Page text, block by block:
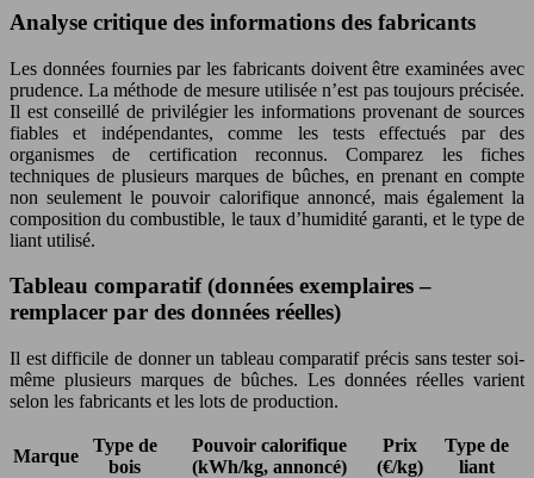
Analyse critique des informations des fabricants
Les données fournies par les fabricants doivent être examinées avec
prudence. La méthode de mesure utilisée n’est pas toujours précisée.
Il est conseillé de privilégier les informations provenant de sources
fiables et indépendantes, comme les tests effectués par des
organismes de certification reconnus. Comparez les fiches
techniques de plusieurs marques de bûches, en prenant en compte
non seulement le pouvoir calorifique annoncé, mais également la
composition du combustible, le taux d’humidité garanti, et le type de
liant utilisé.
Tableau comparatif (données exemplaires –
remplacer par des données réelles)
Il est difficile de donner un tableau comparatif précis sans tester soi-
même plusieurs marques de bûches. Les données réelles varient
selon les fabricants et les lots de production.
Marque
Type de
bois
Pouvoir calorifique
(kWh/kg, annoncé)
Prix
(€/kg)
Type de
liant